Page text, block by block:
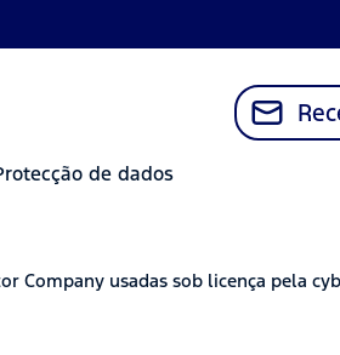
de dados
Company usadas sob licença pela